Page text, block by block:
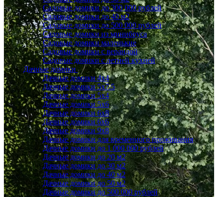
Садовые домики до 300 000 рублей
Садовые домики до 40 м2
Садовые домики до 500 000 рублей
Садовые домики из минибруса
Садовые домики маленькие
Садовые домики с верандой
Садовые домики с летней кухней
Дачные домики
Дачные домики 4х4
Дачные домики 5x7.5
Дачные домики 5х4
Дачные домики 5х6
Дачные домики 6x8
Дачные домики 6х6
Дачные домики 9x8
Дачные домики для временного проживания
Дачные домики до 1 000 000 рублей
Дачные домики до 20 м2
Дачные домики до 30 м2
Дачные домики до 40 м2
Дачные домики до 50 м2
Дачные домики до 500 000 рублей